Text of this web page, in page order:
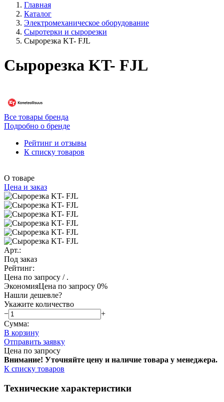
Главная
Каталог
Электромеханическое оборудование
Сыротерки и сырорезки
Сырорезка KT- FJL
Сырорезка KT- FJL
Все товары бренда
Подробно о бренде
Рейтинг и отзывы
К списку товаров
О товаре
Цена и заказ
Арт.:
Под заказ
Рейтинг:
Цена по запросу / .
ЭкономияЦена по запросу 0%
Нашли дешевле?
Укажите количество
−
+
Сумма:
В корзину
Отправить заявку
Цена по запросу
Внимание! Уточняйте цену и наличие товара у менеджера.
К списку товаров
Технические характеристики